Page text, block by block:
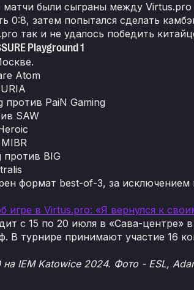
были сыграны между
0:8, затем попытался сделать
так и не удалось победить
Playground 1
Atom
против PaiN Gaming
SAW
против BIG
формат best-of-3, за
игре в Virtus.pro: «Я вернулся к
с 15 по 20 июля в «Сава-центре»
В турнире принимают участие 16
на IEM Katowice 2024. Фото - ESL,